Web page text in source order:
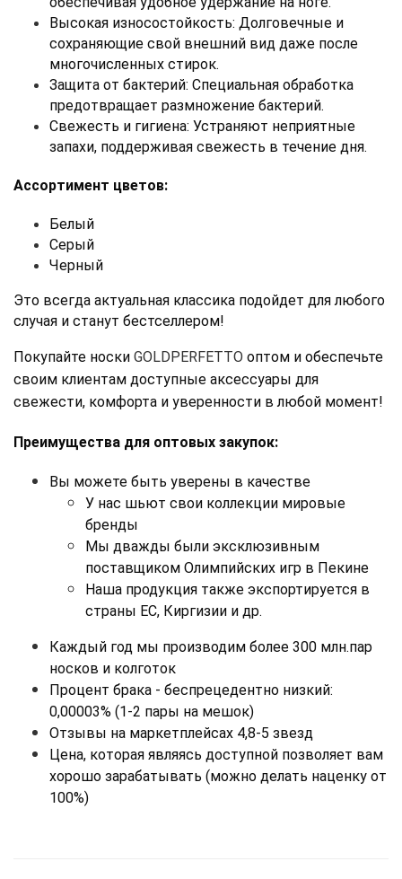
Высокая износостойкость: Долговечные и
сохраняющие свой внешний вид даже после
многочисленных стирок.
Защита от бактерий: Специальная обработка
предотвращает размножение бактерий.
Свежесть и гигиена: Устраняют неприятные
запахи, поддерживая свежесть в течение дня.
Ассортимент цветов:
Белый
Серый
Черный
Это всегда актуальная классика подойдет для любого
случая и станут бестселлером!
Покупайте носки GOLDPERFETTO оптом и обеспечьте
своим клиентам доступные аксессуары для
свежести, комфорта и уверенности в любой момент!
Преимущества для оптовых закупок:
Вы можете быть уверены в качестве
У нас шьют свои коллекции мировые
бренды
Мы дважды были эксклюзивным
поставщиком Олимпийских игр в Пекине
Наша продукция также экспортируется в
страны ЕС, Киргизии и др.
Каждый год мы производим более 300 млн.пар
носков и колготок
Процент брака - беспрецедентно низкий:
0,00003% (1-2 пары на мешок)
Отзывы на маркетплейсах 4,8-5 звезд
Цена, которая являясь доступной позволяет вам
хорошо зарабатывать (можно делать наценку от
100%)